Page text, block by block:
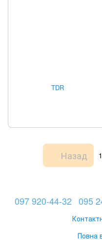
TDR
Назад 1
097 920-44-32 095
Повна